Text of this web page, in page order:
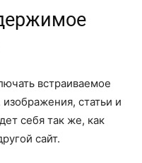
встраиваемое
статьи и
себя так же, как
сайт.